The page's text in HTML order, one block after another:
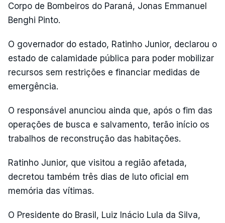
Corpo de Bombeiros do Paraná, Jonas Emmanuel
Benghi Pinto.
O governador do estado, Ratinho Junior, declarou o
estado de calamidade pública para poder mobilizar
recursos sem restrições e financiar medidas de
emergência.
O responsável anunciou ainda que, após o fim das
operações de busca e salvamento, terão início os
trabalhos de reconstrução das habitações.
Ratinho Junior, que visitou a região afetada,
decretou também três dias de luto oficial em
memória das vítimas.
O Presidente do Brasil, Luiz Inácio Lula da Silva,